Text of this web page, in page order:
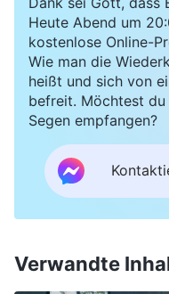
potentiellen
meine Hilfe nicht
Hause und ruhte
Zustand könnte
mich
depressiven
meine Krankheit.
Licht, und ich hielt
Gott entfernt. In
Heute Abend um
kostenlose Online-
Wie man die
heißt und sich von
befreit. Möchtest
Segen empfangen?
Verwandte